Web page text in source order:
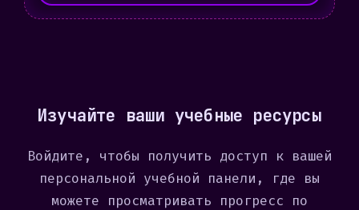
S
s
1
Изучайте ваши учебные ресурсы
Войдите, чтобы получить доступ к вашей
персональной учебной панели, где вы
можете просматривать прогресс по